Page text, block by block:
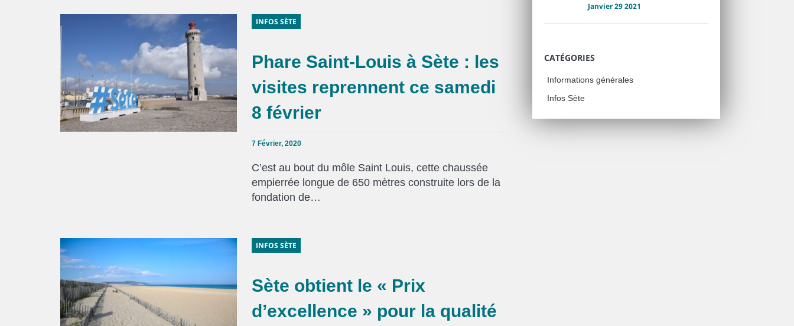
INFOS SÈTE
Phare Saint-Louis à Sète : les
visites reprennent ce samedi
8 février
7 Février, 2020
C’est au bout du môle Saint Louis, cette chaussée
empierrée longue de 650 mètres construite lors de la
fondation de…
INFOS SÈTE
Sète obtient le « Prix
d’excellence » pour la qualité
Janvier 29 2021
CATÉGORIES
Informations générales
Infos Sète